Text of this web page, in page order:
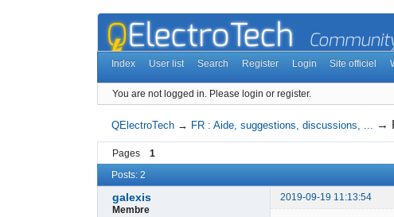
Index User list Search Register Login Site officiel
You are not logged in. Please login or register.
QElectroTech → FR : Aide, suggestions, discussions, ... →
Pages 1
Posts: 2
galexis
2019-09-19 11:13:54
Membre